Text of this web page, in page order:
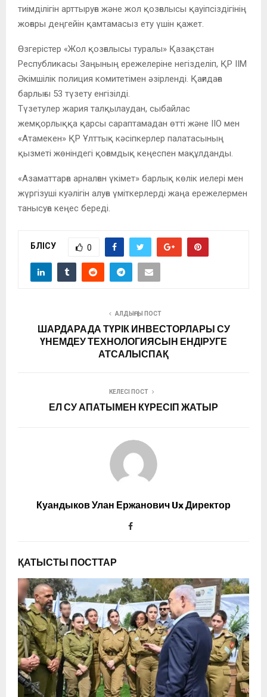
тиімділігін арттыруға және жол қозғалысы қауіпсіздігінің
жоғары деңгейін қамтамасыз ету үшін қажет.
Өзгерістер «Жол қозғалысы туралы» Қазақстан
Республикасы Заңының ережелеріне негізделіп, ҚР ІІМ
Әкімшілік полиция комитетімен әзірленді. Қағидаға
барлығы 53 түзету енгізілді.
Түзетулер жария талқылаудан, сыбайлас
жемқорлыққа қарсы сараптамадан өтті және ІІО мен
«Атамекен» ҚР Ұлттық кәсіпкерлер палатасының
қызметі жөніндегі қоғамдық кеңеспен мақұлданды.
«Азаматтарға арналған үкімет» барлық көлік иелері мен
жүргізуші куәлігін алуға үміткерлерді жаңа ережелермен
танысуға кеңес береді.
БӨЛІСУ 0
АЛДЫҢҒЫ ПОСТ
ШАРДАРАДА ТҮРІК ИНВЕСТОРЛАРЫ СУ
ҮНЕМДЕУ ТЕХНОЛОГИЯСЫН ЕНДІРУГЕ
АТСАЛЫСПАҚ
КЕЛЕСІ ПОСТ
ЕЛ СУ АПАТЫМЕН КҮРЕСІП ЖАТЫР
Куандыков Улан Ержанович Ux Директор
ҚАТЫСТЫ ПОСТТАР